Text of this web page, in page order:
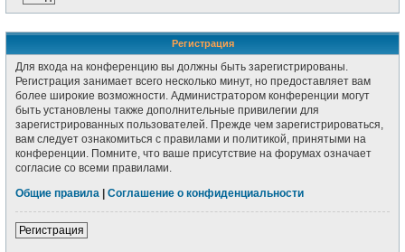
Регистрация
Для входа на конференцию вы должны быть зарегистрированы.
Регистрация занимает всего несколько минут, но предоставляет вам
более широкие возможности. Администратором конференции могут
быть установлены также дополнительные привилегии для
зарегистрированных пользователей. Прежде чем зарегистрироваться,
вам следует ознакомиться с правилами и политикой, принятыми на
конференции. Помните, что ваше присутствие на форумах означает
согласие со всеми правилами.
Общие правила
Соглашение о конфиденциальности
Регистрация